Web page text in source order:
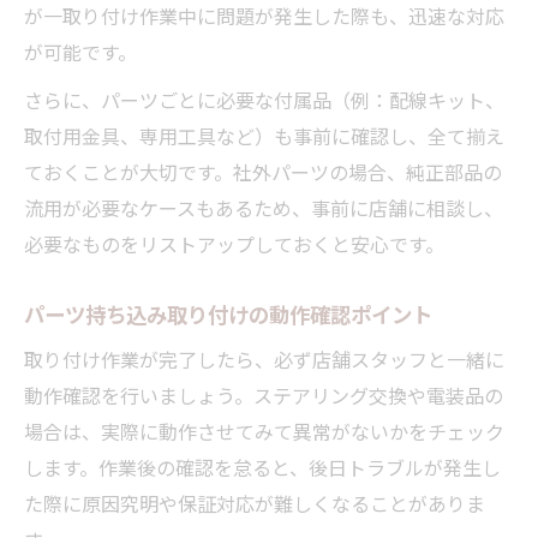
が一取り付け作業中に問題が発生した際も、迅速な対応
が可能です。
さらに、パーツごとに必要な付属品（例：配線キット、
取付用金具、専用工具など）も事前に確認し、全て揃え
ておくことが大切です。社外パーツの場合、純正部品の
流用が必要なケースもあるため、事前に店舗に相談し、
必要なものをリストアップしておくと安心です。
パーツ持ち込み取り付けの動作確認ポイント
取り付け作業が完了したら、必ず店舗スタッフと一緒に
動作確認を行いましょう。ステアリング交換や電装品の
場合は、実際に動作させてみて異常がないかをチェック
します。作業後の確認を怠ると、後日トラブルが発生し
た際に原因究明や保証対応が難しくなることがありま